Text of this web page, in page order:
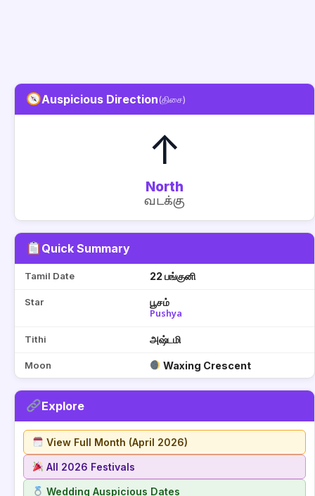
Auspicious Direction(திசை)
↑
North
வடக்கு
Quick Summary
Tamil Date 22 பங்குனி
Star பூசம்
Pushya
Tithi அஷ்டமி
Moon Waxing Crescent
Explore
View Full Month (April 2026)
All 2026 Festivals
Wedding Auspicious Dates